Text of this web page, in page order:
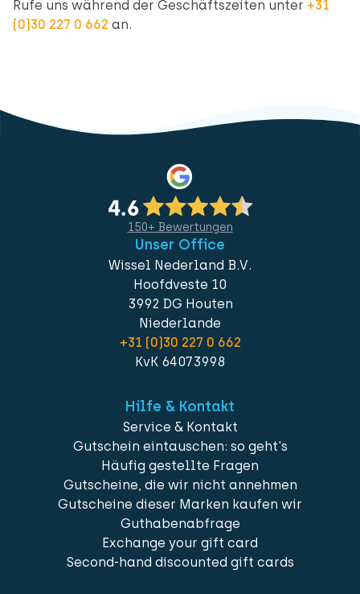
Rufe uns während der Geschäftszeiten unter +31
(0)30 227 0 662 an.
150+ Bewertungen
Unser Office
Wissel Nederland B.V.
Hoofdveste 10
3992 DG Houten
Niederlande
+31 (0)30 227 0 662
KvK 64073998
Hilfe & Kontakt
Service & Kontakt
Gutschein eintauschen: so geht's
Häufig gestellte Fragen
Gutscheine, die wir nicht annehmen
Gutscheine dieser Marken kaufen wir
Guthabenabfrage
Exchange your gift card
Second-hand discounted gift cards